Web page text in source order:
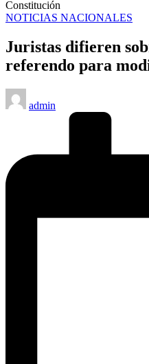
Publicado
NOTICIAS NACIONALES
Juristas difieren
referendo para
Publicado
por
admin